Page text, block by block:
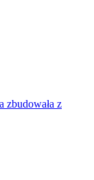
zbudowała z